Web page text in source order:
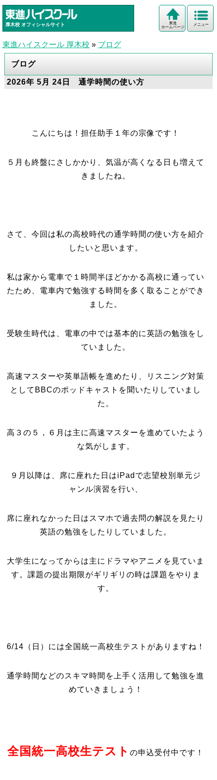
厚木校 オフィシャルサイト メニュー
東進
ホームページ
東進ハイスクール 厚木校 » ブログ
ブログ
2026年 5月 24日 通学時間の使い方
こんにちは！担任助手１年の宗像です！
５月も終盤にさしかかり、気温が高くなる日も増えて
きましたね。
さて、今回は私の高校時代の通学時間の使い方を紹介
したいと思います。
私は家から電車で１時間半ほどかかる高校に通ってい
たため、電車内で勉強する時間を多く取ることができ
ました。
受験生時代は、電車の中では基本的に英語の勉強をし
ていました。
高速マスターや英単語帳を進めたり、リスニング対策
としてBBCのポッドキャストを聞いたりしていまし
た。
高３の５，６月は主に高速マスターを進めていたよう
な気がします。
９月以降は、席に座れた日はiPadで志望校別単元ジ
ャンル演習を行い、
席に座れなかった日はスマホで過去問の解説を見たり
英語の勉強をしたりしていました。
大学生になってからは主にドラマやアニメを見ていま
す。課題の提出期限がギリギリの時は課題をやりま
す。
6/14（日）には全国統一高校生テストがありますね！
通学時間などのスキマ時間を上手く活用して勉強を進
めていきましょう！
全国統一高校生テストの申込受付中です！